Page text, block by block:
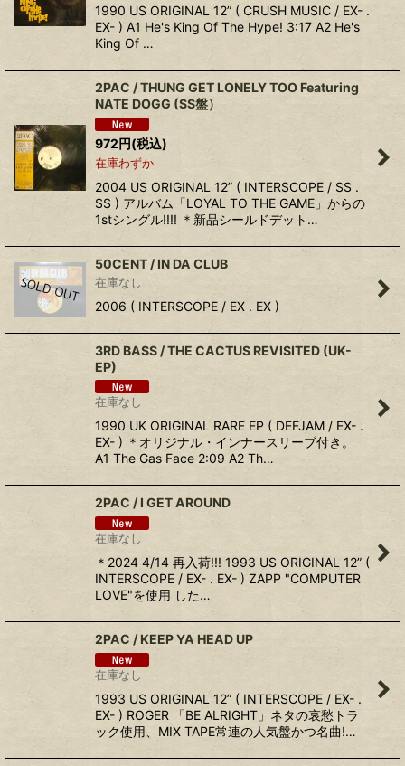
1990 US ORIGINAL 12” ( CRUSH MUSIC / EX- .
EX- ) A1 He's King Of The Hype! 3:17 A2 He's
King Of …
2PAC / THUNG GET LONELY TOO Featuring
NATE DOGG (SS盤）
972円(税込)
在庫わずか
2004 US ORIGINAL 12” ( INTERSCOPE / SS .
SS ) アルバム「LOYAL TO THE GAME」からの
1stシングル!!!! ＊新品シールドデット…
50CENT / IN DA CLUB
在庫なし
2006 ( INTERSCOPE / EX . EX )
3RD BASS / THE CACTUS REVISITED (UK-
EP)
在庫なし
1990 UK ORIGINAL RARE EP ( DEFJAM / EX- .
EX- ) ＊オリジナル・インナースリーブ付き。
A1 The Gas Face 2:09 A2 Th…
2PAC / I GET AROUND
在庫なし
＊2024 4/14 再入荷!!! 1993 US ORIGINAL 12” (
INTERSCOPE / EX- . EX- ) ZAPP "COMPUTER
LOVE"を使用 した…
2PAC / KEEP YA HEAD UP
在庫なし
1993 US ORIGINAL 12” ( INTERSCOPE / EX- .
EX- ) ROGER 「BE ALRIGHT」ネタの哀愁トラ
ック使用、MIX TAPE常連の人気盤かつ名曲!…